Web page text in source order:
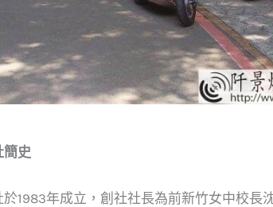
簡史
於1983年成立，創社社長為前新竹女中校